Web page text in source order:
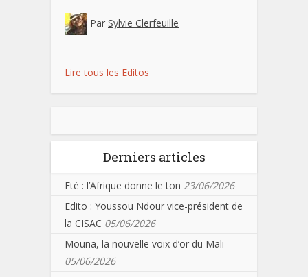
Par Sylvie Clerfeuille
Lire tous les Editos
Derniers articles
Eté : l’Afrique donne le ton 23/06/2026
Edito : Youssou Ndour vice-président de
la CISAC 05/06/2026
Mouna, la nouvelle voix d’or du Mali
05/06/2026